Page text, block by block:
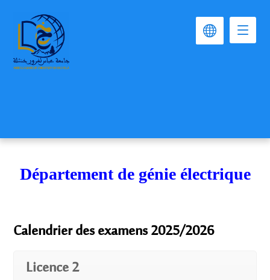
Département de génie électrique
Calendrier des examens 2025/2026
Licence 2